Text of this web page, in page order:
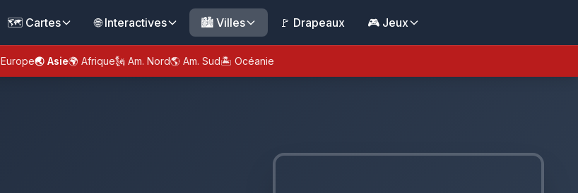
🗺️ Cartes 🌐 Interactives 🏙️ Villes 🚩 Drapeaux 🎮 Jeux
🌏 Asie🌍 Afrique🗽 Am. Nord🌎 Am. Sud🏝️ Océanie